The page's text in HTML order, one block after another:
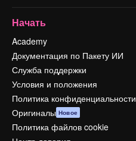
Начать
Academy
Документация по Пакету ИИ
Служба поддержки
Условия и положения
Политика конфиденциальности
Оригиналы Новое
Политика файлов cookie